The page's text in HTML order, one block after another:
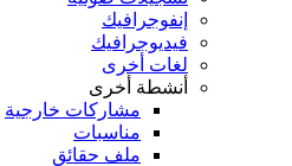
إنفوجرافيك
فيديوجرافيك
لغات أخرى
أنشطة أخرى
مشاركات خارجية
مناسبات
ملف حقائق